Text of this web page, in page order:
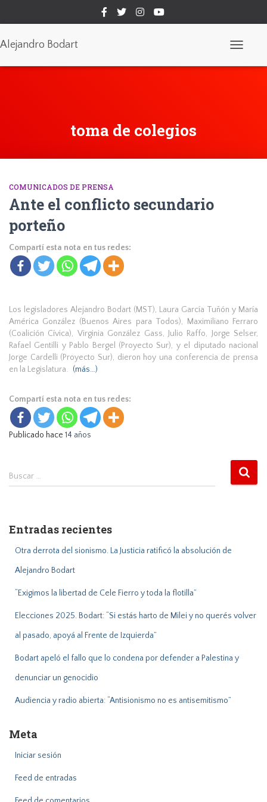
Alejandro Bodart
toma de colegios
COMUNICADOS DE PRENSA
Ante el conflicto secundario
porteño
Compartí esta nota en tus redes:
Los legisladores Alejandro Bodart (MST), Laura García Tuñón y María
América González (Buenos Aires para Todos), Maximiliano Ferraro
(Coalición Cívica), Virginia González Gass, Julio Raffo, Jorge Selser,
Rafael Gentilli y Pablo Bergel (Proyecto Sur), y el diputado nacional
Jorge Cardelli (Proyecto Sur), dieron hoy una conferencia de prensa
en la Legislatura.
(más…)
Compartí esta nota en tus redes:
Publicado hace 14 años
B
r
Buscar …
Entradas recientes
Otra derrota del sionismo. La Justicia ratificó la absolución de
Alejandro Bodart
“Exigimos la libertad de Cele Fierro y toda la flotilla”
Elecciones 2025. Bodart: “Si estás harto de Milei y no querés volver
al pasado, apoyá al Frente de Izquierda”
Bodart apeló el fallo que lo condena por defender a Palestina y
denunciar un genocidio
Audiencia y radio abierta: “Antisionismo no es antisemitismo”
Meta
Iniciar sesión
Feed de entradas